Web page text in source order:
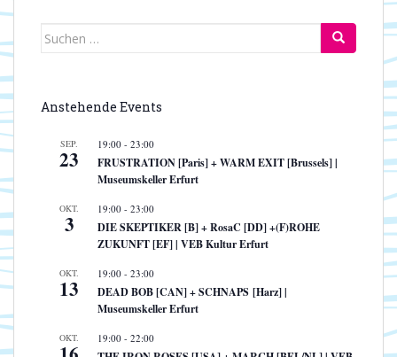
Suchen
Anstehende Events
SEP.
23
19:00 - 23:00
FRUSTRATION [Paris] + WARM EXIT [Brussels] |
Museumskeller Erfurt
OKT.
3
19:00 - 23:00
DIE SKEPTIKER [B] + RosaC [DD] +(F)ROHE
ZUKUNFT [EF] | VEB Kultur Erfurt
OKT.
13
19:00 - 23:00
DEAD BOB [CAN] + SCHNAPS [Harz] |
Museumskeller Erfurt
OKT. 19:00 - 22:00